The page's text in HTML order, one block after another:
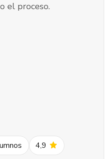
el proceso.
4,9 star